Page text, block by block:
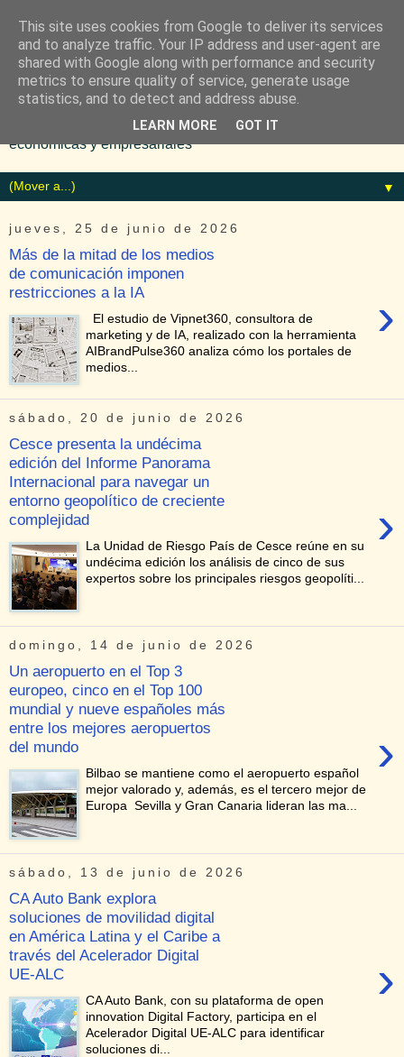
Diario especializado en noticias
económicas y empresariales
▼
jueves, 25 de junio de 2026
Más de la mitad de los medios
de comunicación imponen
restricciones a la IA
›
El estudio de Vipnet360, consultora de
marketing y de IA, realizado con la herramienta
AIBrandPulse360 analiza cómo los portales de
medios...
sábado, 20 de junio de 2026
Cesce presenta la undécima
edición del Informe Panorama
Internacional para navegar un
entorno geopolítico de creciente
complejidad
›
La Unidad de Riesgo País de Cesce reúne en su
undécima edición los análisis de cinco de sus
expertos sobre los principales riesgos geopolíti...
domingo, 14 de junio de 2026
Un aeropuerto en el Top 3
europeo, cinco en el Top 100
mundial y nueve españoles más
entre los mejores aeropuertos
del mundo
›
Bilbao se mantiene como el aeropuerto español
mejor valorado y, además, es el tercero mejor de
Europa Sevilla y Gran Canaria lideran las ma...
sábado, 13 de junio de 2026
CA Auto Bank explora
soluciones de movilidad digital
en América Latina y el Caribe a
través del Acelerador Digital
UE-ALC
›
CA Auto Bank, con su plataforma de open
innovation Digital Factory, participa en el
Acelerador Digital UE-ALC para identificar
soluciones di...
This site uses cookies from Google to deliver its services
and to analyze traffic. Your IP address and user-agent are
shared with Google along with performance and security
metrics to ensure quality of service, generate usage
statistics, and to detect and address abuse.
LEARN MORE GOT IT